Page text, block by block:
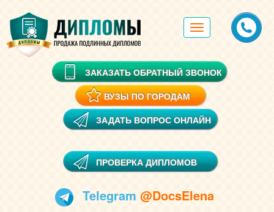
Toggle
navigation
ЗАКАЗАТЬ ОБРАТНЫЙ ЗВОНОК
ВУЗЫ ПО ГОРОДАМ
ЗАДАТЬ ВОПРОС ОНЛАЙН
ПРОВЕРКА ДИПЛОМОВ
Telegram @DocsElena